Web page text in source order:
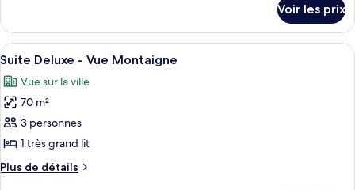
Suite
Présidentielle
le
type
de
Suite
Présidentielle
Voir les prix
Afficher
toutes
les
photos
pour
ce
type
de
Suite Deluxe - Vue Montaigne |
5
Suite Deluxe - Vue Montaigne
Vue sur la ville
70 m²
3 personnes
1 très grand lit
Plus de détails
Plus